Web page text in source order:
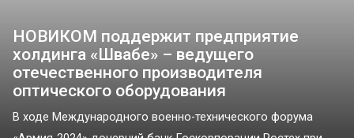
НОВИКОМ поддержит предприятие
холдинга «Швабе» – ведущего
отечественного производителя
оптического оборудования
В ходе Международного военно-технического форума